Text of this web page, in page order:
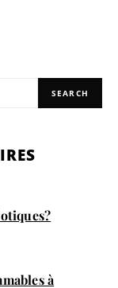
SEARCH
à